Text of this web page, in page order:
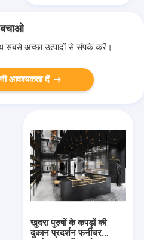
अच्छा उत्पादों से संपर्क करें।
आवश्यकता दें
खुदरा पुरुषों के कपड़ों की
दुकान प्रदर्शन फर्नीचर